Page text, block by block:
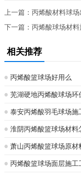
上一篇： 丙烯酸材料球
下一篇： 丙烯酸球场材料
相关推荐
丙烯酸篮球场好用么
芜湖硬地丙烯酸球场环
泰安丙烯酸羽毛球场施
淮阴丙烯酸篮球场材料
萧山丙烯酸篮球场原材
丙烯酸篮球场面层施工